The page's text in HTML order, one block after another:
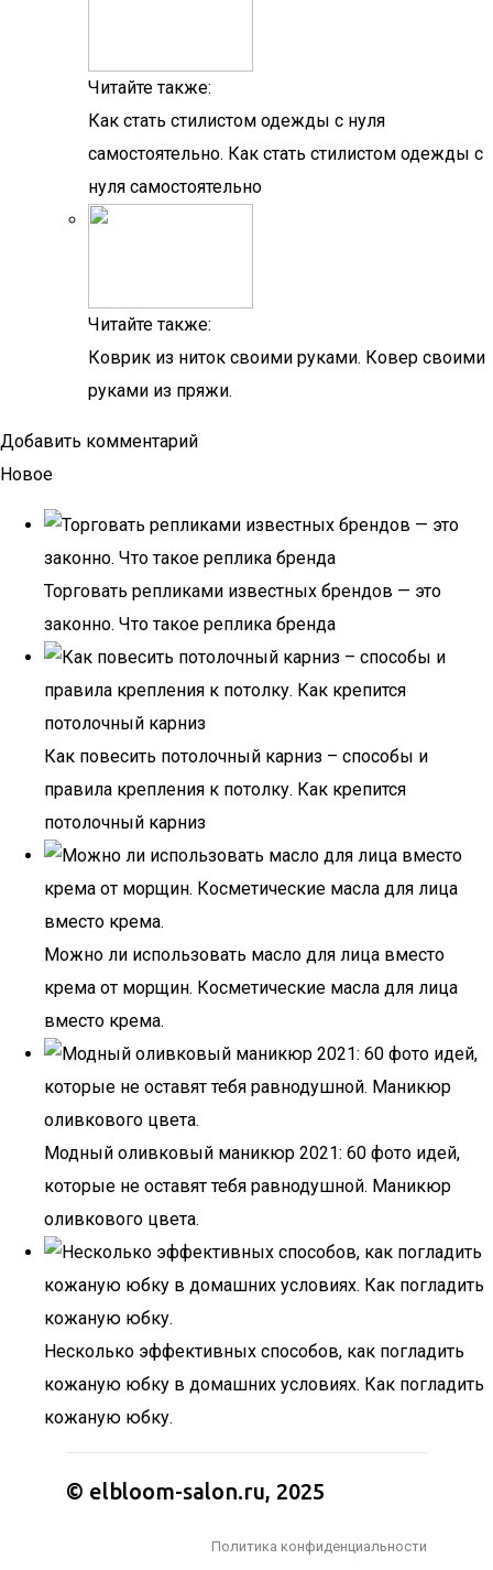
Читайте также:
Как стать стилистом одежды с нуля
самостоятельно. Как стать стилистом одежды с
нуля самостоятельно
Читайте также:
Коврик из ниток своими руками. Ковер своими
руками из пряжи.
Добавить комментарий
Новое
Торговать репликами известных брендов — это
законно. Что такое реплика бренда
Как повесить потолочный карниз – способы и
правила крепления к потолку. Как крепится
потолочный карниз
Можно ли использовать масло для лица вместо
крема от морщин. Косметические масла для лица
вместо крема.
Модный оливковый маникюр 2021: 60 фото идей,
которые не оставят тебя равнодушной. Маникюр
оливкового цвета.
Несколько эффективных способов, как погладить
кожаную юбку в домашних условиях. Как погладить
кожаную юбку.
© elbloom-salon.ru, 2025
Политика конфиденциальности